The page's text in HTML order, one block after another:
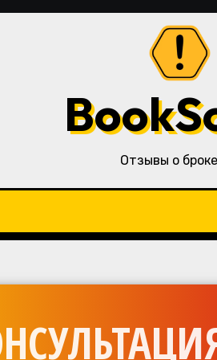
Отзывы о